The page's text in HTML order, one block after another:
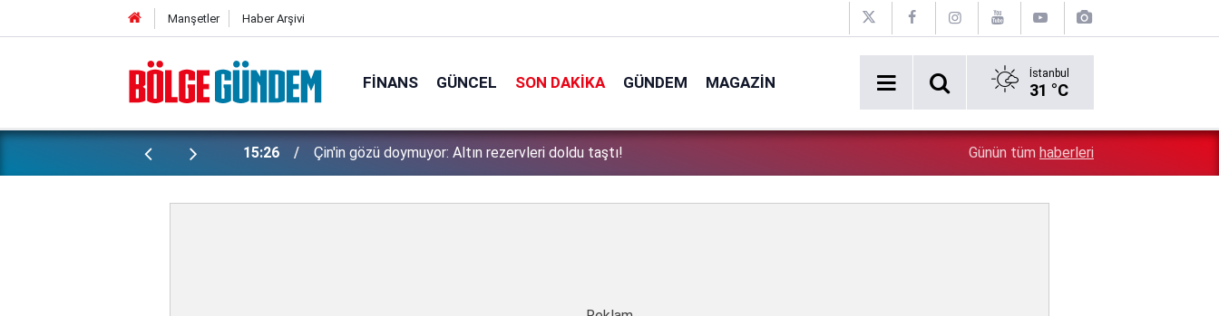
Manşetler Haber Arşivi
FINANS GÜNCEL SON DAKIKA GÜNDEM MAGAZIN İstanbul
31 °C
14:49 Yılmaz Özdil, Özgür Özel'e verdi veriştirdi! ''Bu kepazelikler yüzünden..."
Sevgilisiyle bel altı mesajları ortaya çıkmıştı:
İlkay Çiçek, kesin ihraç talebiyle disipline sevk edildi!
Günün tüm haberleri